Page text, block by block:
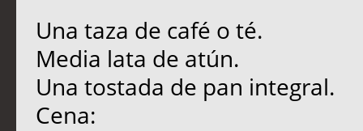
Una taza de café o té.
Media lata de atún.
Una tostada de pan integral.
Cena: